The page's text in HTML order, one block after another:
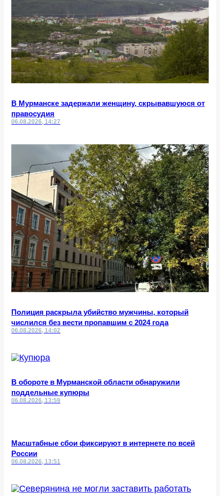
В Мурманске задержали женщину, скрывавшуюся от
правосудия
06.08.2026, 14:27
Полиция раскрыла убийство мужчины, который
числился без вести пропавшим с 2024 года
06.08.2026, 14:02
В обороте в Мурманской области обнаружили
поддельные купюры
06.08.2026, 13:59
Масштабные сбои фиксируют в интернете по всей
России
06.08.2026, 13:51